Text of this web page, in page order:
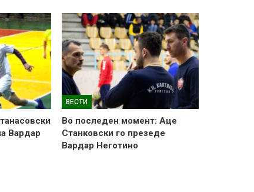
Вардар
ВЕСТИ
Во последен момент: Аце
Станковски го презеде
Вардар Неготино